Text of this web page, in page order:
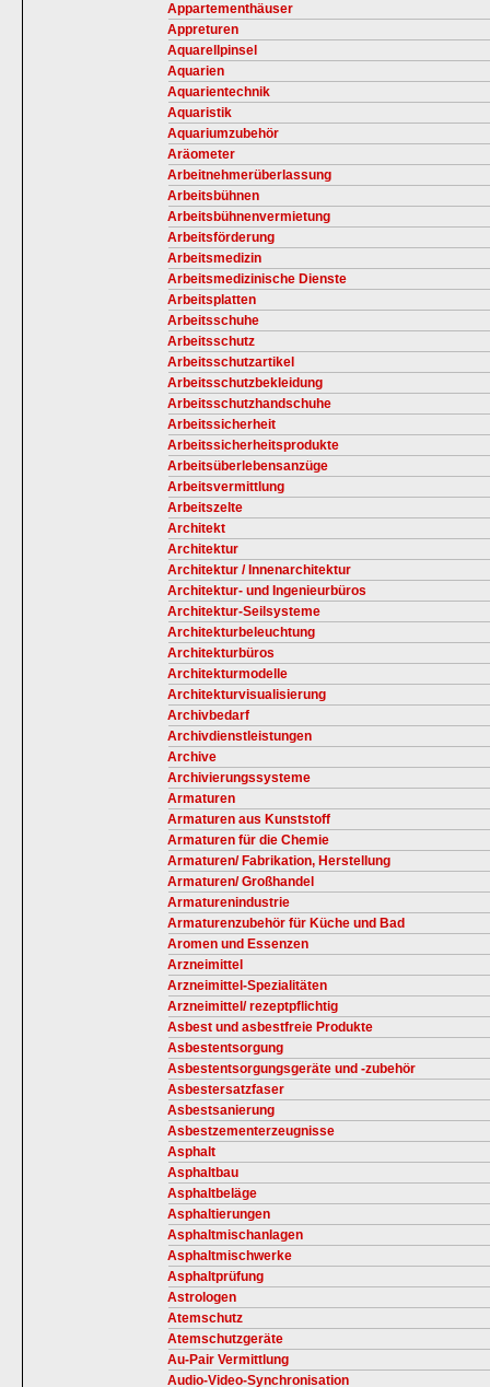
Appartementhäuser
Appreturen
Aquarellpinsel
Aquarien
Aquarientechnik
Aquaristik
Aquariumzubehör
Aräometer
Arbeitnehmerüberlassung
Arbeitsbühnen
Arbeitsbühnenvermietung
Arbeitsförderung
Arbeitsmedizin
Arbeitsmedizinische Dienste
Arbeitsplatten
Arbeitsschuhe
Arbeitsschutz
Arbeitsschutzartikel
Arbeitsschutzbekleidung
Arbeitsschutzhandschuhe
Arbeitssicherheit
Arbeitssicherheitsprodukte
Arbeitsüberlebensanzüge
Arbeitsvermittlung
Arbeitszelte
Architekt
Architektur
Architektur / Innenarchitektur
Architektur- und Ingenieurbüros
Architektur-Seilsysteme
Architekturbeleuchtung
Architekturbüros
Architekturmodelle
Architekturvisualisierung
Archivbedarf
Archivdienstleistungen
Archive
Archivierungssysteme
Armaturen
Armaturen aus Kunststoff
Armaturen für die Chemie
Armaturen/ Fabrikation, Herstellung
Armaturen/ Großhandel
Armaturenindustrie
Armaturenzubehör für Küche und Bad
Aromen und Essenzen
Arzneimittel
Arzneimittel-Spezialitäten
Arzneimittel/ rezeptpflichtig
Asbest und asbestfreie Produkte
Asbestentsorgung
Asbestentsorgungsgeräte und -zubehör
Asbestersatzfaser
Asbestsanierung
Asbestzementerzeugnisse
Asphalt
Asphaltbau
Asphaltbeläge
Asphaltierungen
Asphaltmischanlagen
Asphaltmischwerke
Asphaltprüfung
Astrologen
Atemschutz
Atemschutzgeräte
Au-Pair Vermittlung
Audio-Video-Synchronisation